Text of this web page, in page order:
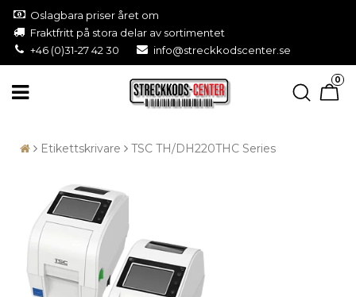
Oslagbara priser året om
Fraktfritt på stora delar av sortimentet
+46 (0)31-27 42 30
info@streckkodscenter.se
0
Etikettskrivare TSC TH/DH220THC Series